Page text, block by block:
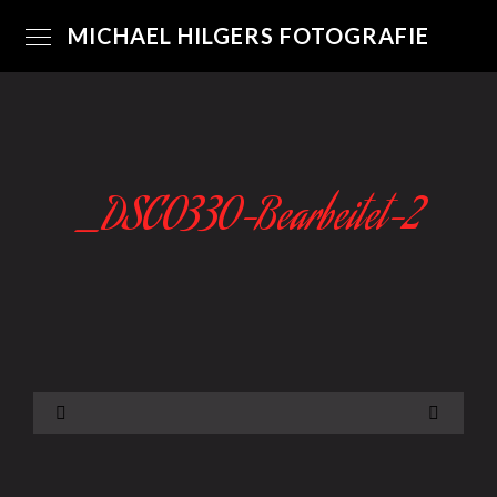
MICHAEL HILGERS FOTOGRAFIE
_DSC0330-Bearbeitet-2